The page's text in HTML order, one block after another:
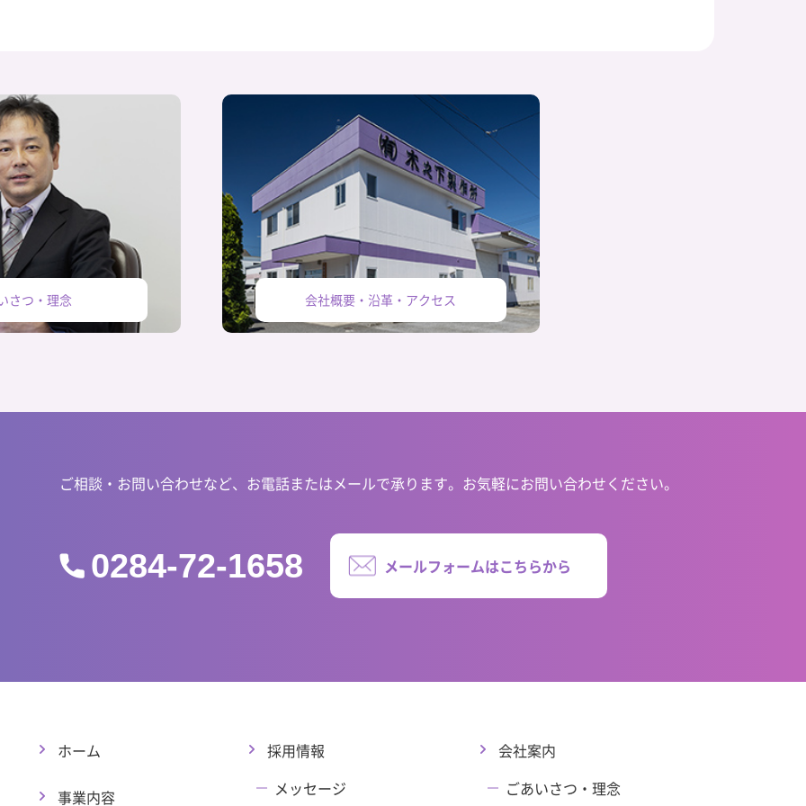
さつ・理念 会社概要・沿革・アクセス
ご相談・お問い合わせなど、お電話またはメールで承ります。お気軽にお問い合わせください。
0284-72-1658 メールフォームはこちらから
ホーム
事業内容
採用情報
メッセージ
会社案内
ごあいさつ・理念